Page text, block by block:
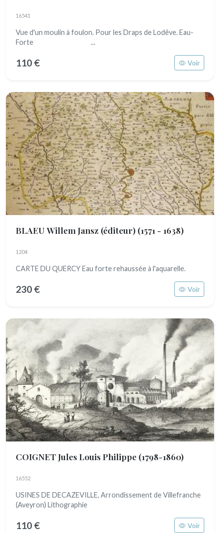
16541
Vue d'un moulin à foulon. Pour les Draps de Lodêve. Eau-
Forte ...
110 € Voir
BLAEU Willem Jansz (éditeur) (1571 - 1638)
1204
CARTE DU QUERCY Eau forte rehaussée à l'aquarelle.
230 € Voir
COIGNET Jules Louis Philippe (1798-1860)
16552
USINES DE DECAZEVILLE, Arrondissement de Villefranche
(Aveyron) Lithographie
110 € Voir